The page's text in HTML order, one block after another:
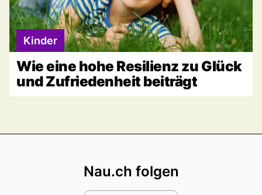
Kinder
Wie eine hohe Resilienz zu Glück
und Zufriedenheit beiträgt
Nau.ch folgen